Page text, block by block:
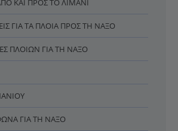
ΚΑΙ ΠΡΟΣ ΤΟ ΛΙΜΆΝΙ
ΓΙΑ ΤΑ ΠΛΟΊΑ ΠΡΟΣ ΤΗ ΝΆΞΟ
ΠΛΟΊΩΝ ΓΙΑ ΤΗ ΝΆΞΟ
ΓΙΑ ΤΗ ΝΆΞΟ